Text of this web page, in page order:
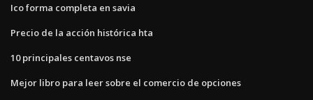
Ico forma completa en savia
Precio de la acción histórica hta
10 principales centavos nse
Mejor libro para leer sobre el comercio de opciones